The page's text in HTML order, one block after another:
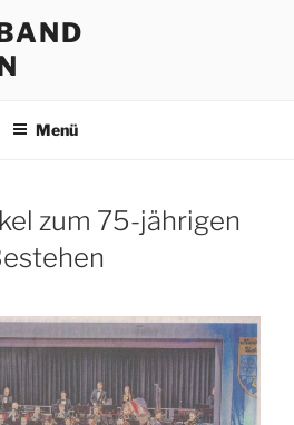
Menü
zum 75-jährigen